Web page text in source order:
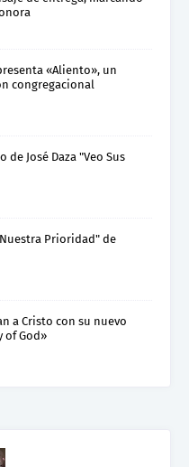
«Aliento», un
congregacional
de José Daza "Veo Sus
Prioridad" de
a Cristo con su nuevo
of God»